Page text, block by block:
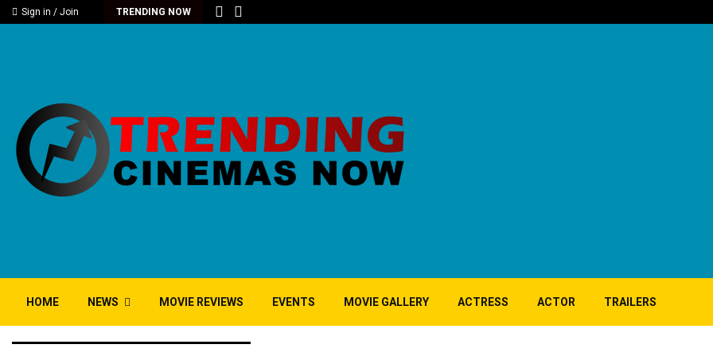
Sign in / Join TRENDING NOW
HOME NEWS MOVIE REVIEWS EVENTS MOVIE GALLERY ACTRESS ACTOR TRAILERS